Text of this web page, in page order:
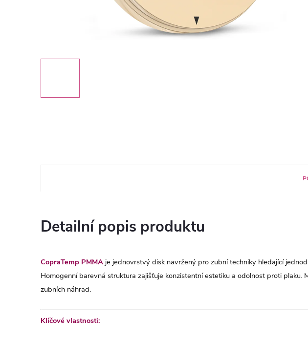
Detailní popis produktu
CopraTemp PMMA je jednovrstvý disk navržený pro zubní techniky hledající
Homogenní barevná struktura zajišťuje konzistentní estetiku a odolnost proti
zubních náhrad.
Klíčové vlastnosti: